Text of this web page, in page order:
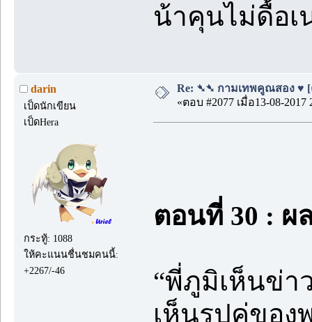
น้าคุนไม่ดื้อ
darin
เป็ดนักเขียน
เป็ดHera
กระทู้: 1088
ให้คะแนนชื่นชมคนนี้:
+2267/-46
Re: ➴➴ กามเทพคูณสอง ♥ [
«ตอบ #2077 เมื่อ13-08-2017
ตอนที่ 30 : ผ
“พี่ภูมิเห็นข่
เห็นรูปคู่ของ